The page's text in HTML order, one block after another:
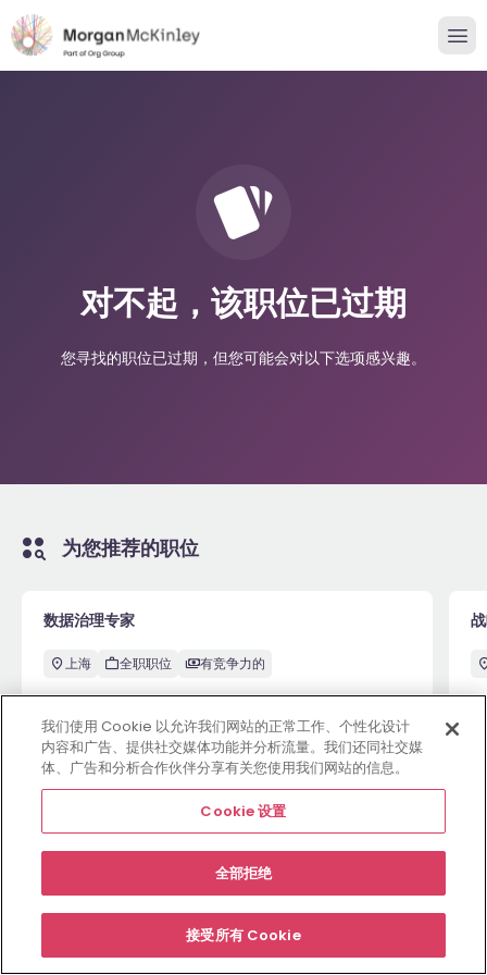
对不起，该职位已过期
您寻找的职位已过期，但您可能会对以下选项感兴趣。
为您推荐的职位
数据治理专家
上海 全职职位 有竞争力的
6月26日 View
©2026Morgan McKinley
资源中心关于合规条款
我们使用 Cookie 以允许我们网站的正常工作、个性化设计
内容和广告、提供社交媒体功能并分析流量。我们还同社交媒
体、广告和分析合作伙伴分享有关您使用我们网站的信息。
Cookie 设置
全部拒绝
接受所有 Cookie